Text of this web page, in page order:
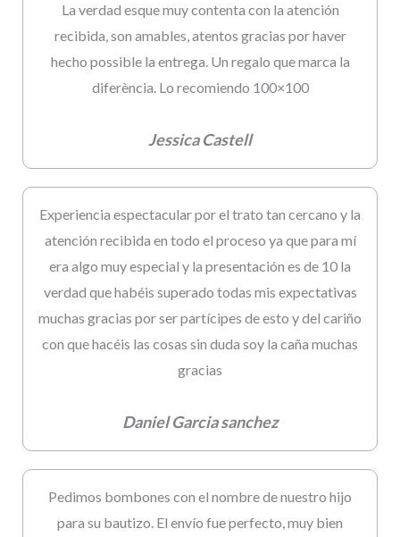
La verdad esque muy contenta con la atención
recibida, son amables, atentos gracias por haver
hecho possible la entrega. Un regalo que marca la
diferència. Lo recomiendo 100×100
Jessica Castell
Experiencia espectacular por el trato tan cercano y la
atención recibida en todo el proceso ya que para mí
era algo muy especial y la presentación es de 10 la
verdad que habéis superado todas mis expectativas
muchas gracias por ser partícipes de esto y del cariño
con que hacéis las cosas sin duda soy la caña muchas
gracias
Daniel Garcia sanchez
Pedimos bombones con el nombre de nuestro hijo
para su bautizo. El envío fue perfecto, muy bien